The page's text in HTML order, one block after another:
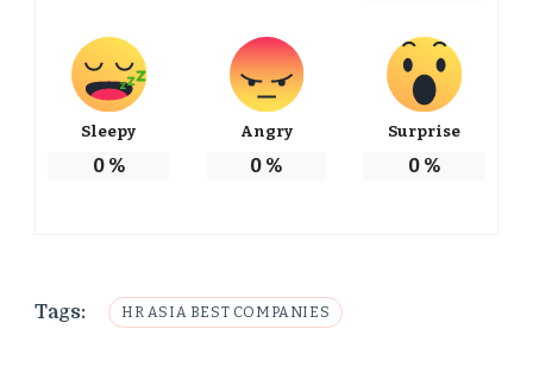
Sleepy
0%
Angry
0 %
Surprise
0 %
Tags: HR ASIA BEST COMPANIES